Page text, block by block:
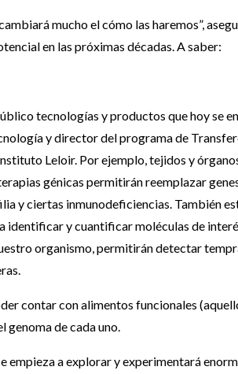
mucho el cómo las haremos”,
en las próximas décadas. A saber:
tecnologías y productos que hoy se
y director del programa de
Leloir. Por ejemplo, tejidos y
génicas permitirán reemplazar
y ciertas inmunodeficiencias. También
identificar y cuantificar moléculas de
organismo, permitirán detectar
contar con alimentos funcionales
genoma de cada uno.
empieza a explorar y experimentará